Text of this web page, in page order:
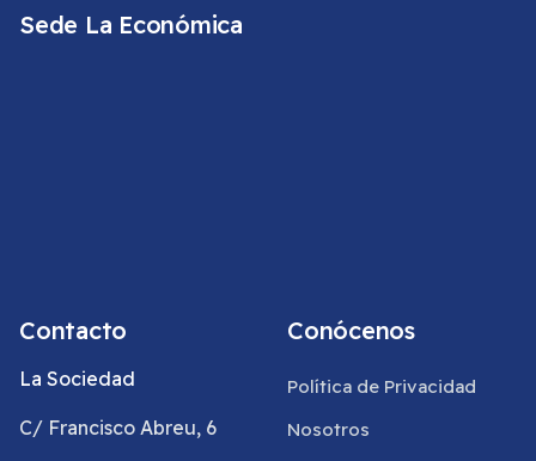
Sede La Económica
Contacto
La Sociedad
C/ Francisco Abreu, 6
Conócenos
Política de Privacidad
Nosotros